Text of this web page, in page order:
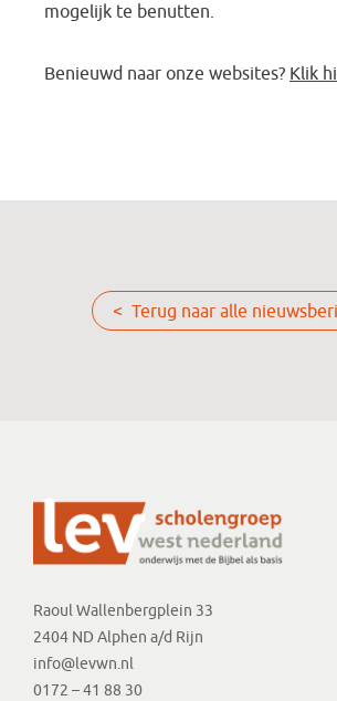
mogelijk te benutten.
Benieuwd naar onze websites? Klik
< Terug naar alle
Raoul Wallenbergplein 33
2404 ND Alphen a/d Rijn
info@levwn.nl
0172 – 41 88 30